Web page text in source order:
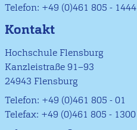
Telefon: +49 (0)461 805 - 1444
Kontakt
Hochschule Flensburg
Kanzleistraße 91–93
24943 Flensburg
Telefon: +49 (0)461 805 - 01
Telefax: +49 (0)461 805 - 1300